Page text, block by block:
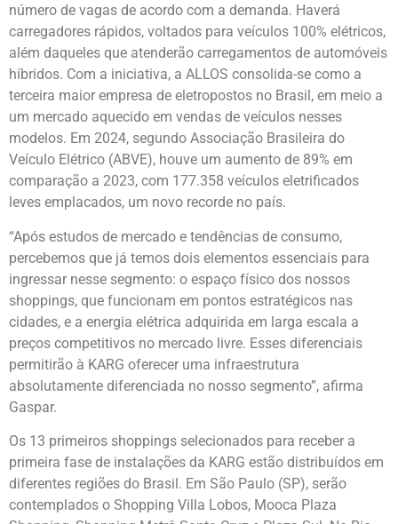
número de vagas de acordo com a demanda. Haverá
carregadores rápidos, voltados para veículos 100% elétricos,
além daqueles que atenderão carregamentos de automóveis
híbridos. Com a iniciativa, a ALLOS consolida-se como a
terceira maior empresa de eletropostos no Brasil, em meio a
um mercado aquecido em vendas de veículos nesses
modelos. Em 2024, segundo Associação Brasileira do
Veículo Elétrico (ABVE), houve um aumento de 89% em
comparação a 2023, com 177.358 veículos eletrificados
leves emplacados, um novo recorde no país.
“Após estudos de mercado e tendências de consumo,
percebemos que já temos dois elementos essenciais para
ingressar nesse segmento: o espaço físico dos nossos
shoppings, que funcionam em pontos estratégicos nas
cidades, e a energia elétrica adquirida em larga escala a
preços competitivos no mercado livre. Esses diferenciais
permitirão à KARG oferecer uma infraestrutura
absolutamente diferenciada no nosso segmento”, afirma
Gaspar.
Os 13 primeiros shoppings selecionados para receber a
primeira fase de instalações da KARG estão distribuídos em
diferentes regiões do Brasil. Em São Paulo (SP), serão
contemplados o Shopping Villa Lobos, Mooca Plaza